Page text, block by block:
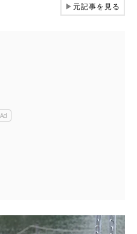
▶元記事を見る